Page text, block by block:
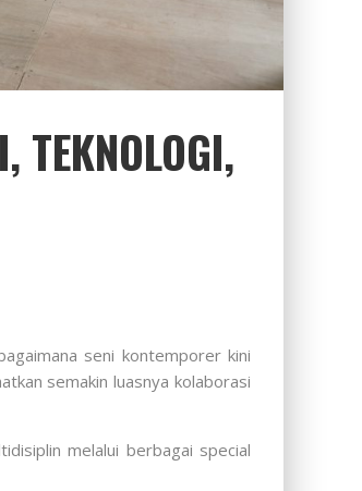
TEKNOLOGI,
seni kontemporer kini
semakin luasnya kolaborasi
melalui berbagai special